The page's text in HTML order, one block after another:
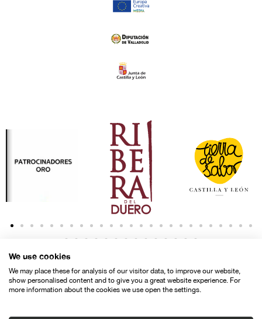
We use cookies
We may place these for analysis of our visitor data, to improve our website,
show personalised content and to give you a great website experience. For
more information about the cookies we use open the settings.